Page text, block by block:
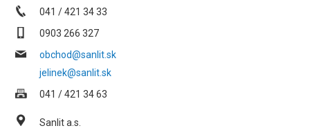
041 / 421 34 33
0903 266 327
obchod@sanlit.sk
jelinek@sanlit.sk
041 / 421 34 63
Sanlit a.s.